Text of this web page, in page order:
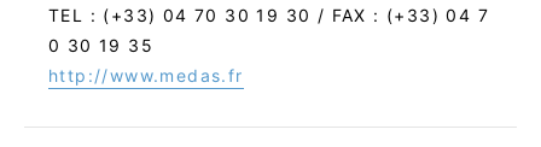
TEL : (+33) 04 70 30 19 30 / FAX : (+33) 04 7
0 30 19 35
http://www.medas.fr